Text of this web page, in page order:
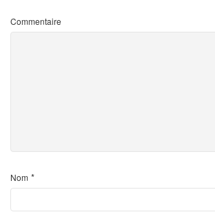
Commentaire
Nom *